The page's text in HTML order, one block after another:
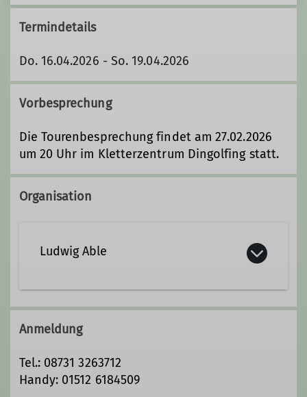
Termindetails
Do. 16.04.2026 - So. 19.04.2026
Vorbesprechung
Die Tourenbesprechung findet am 27.02.2026
um 20 Uhr im Kletterzentrum Dingolfing statt.
Organisation
Ludwig Able
08731 3263712 01512 6184509
Kontakt aufnehmen
Anmeldung
Tel.: 08731 3263712
Handy: 01512 6184509